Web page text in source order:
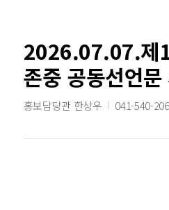
2026.07.07.제
존중 공동선언문
홍보담당관 한상우 041-540-